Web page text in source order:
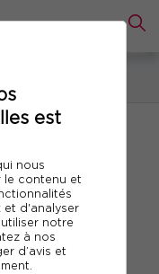
est
nous
le contenu et
et d'analyser
notre
à nos
d’avis et
et 2027
pratiques